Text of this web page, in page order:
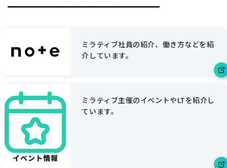
ミラティブ社員の紹介、働き方などを紹
介しています。
イベント情報
ミラティブ主催のイベントやLTを紹介し
ています。